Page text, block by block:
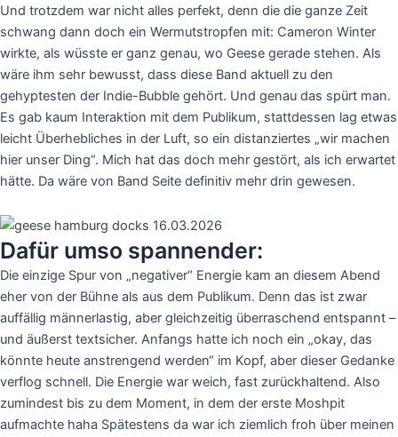
Und trotzdem war nicht alles perfekt, denn die die ganze Zeit
schwang dann doch ein Wermutstropfen mit: Cameron Winter
wirkte, als wüsste er ganz genau, wo Geese gerade stehen. Als
wäre ihm sehr bewusst, dass diese Band aktuell zu den
gehyptesten der Indie-Bubble gehört. Und genau das spürt man.
Es gab kaum Interaktion mit dem Publikum, stattdessen lag etwas
leicht Überhebliches in der Luft, so ein distanziertes „wir machen
hier unser Ding“. Mich hat das doch mehr gestört, als ich erwartet
hätte. Da wäre von Band Seite definitiv mehr drin gewesen.
Dafür umso spannender:
Die einzige Spur von „negativer“ Energie kam an diesem Abend
eher von der Bühne als aus dem Publikum. Denn das ist zwar
auffällig männerlastig, aber gleichzeitig überraschend entspannt –
und äußerst textsicher. Anfangs hatte ich noch ein „okay, das
könnte heute anstrengend werden“ im Kopf, aber dieser Gedanke
verflog schnell. Die Energie war weich, fast zurückhaltend. Also
zumindest bis zu dem Moment, in dem der erste Moshpit
aufmachte haha Spätestens da war ich ziemlich froh über meinen